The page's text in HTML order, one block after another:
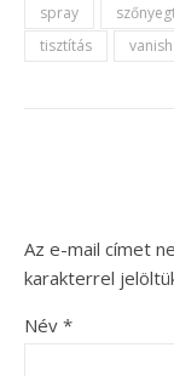
spray
tisztítás
Az e-mail címet
karakterrel
Név *